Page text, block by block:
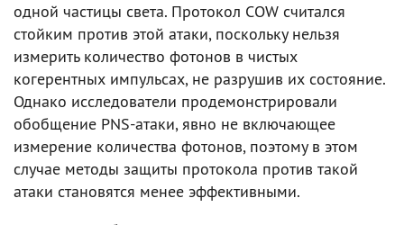
одной частицы света. Протокол COW считался
стойким против этой атаки, поскольку нельзя
измерить количество фотонов в чистых
когерентных импульсах, не разрушив их состояние.
Однако исследователи продемонстрировали
обобщение PNS-атаки, явно не включающее
измерение количества фотонов, поэтому в этом
случае методы защиты протокола против такой
атаки становятся менее эффективными.